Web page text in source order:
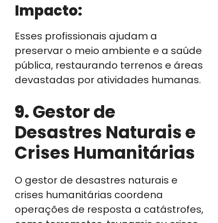
Impacto:
Esses profissionais ajudam a
preservar o meio ambiente e a saúde
pública, restaurando terrenos e áreas
devastadas por atividades humanas.
9.Gestor de
Desastres Naturais e
Crises Humanitárias
O gestor de desastres naturais e
crises humanitárias coordena
operações de resposta a catástrofes,